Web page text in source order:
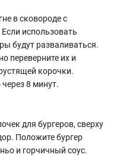
в сковороде с
использовать
будут разваливаться.
переверните их и
корочки.
8 минут.
для бургеров, сверху
Положите бургер
и горчичный соус.